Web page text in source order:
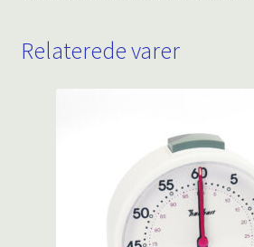
Relaterede varer